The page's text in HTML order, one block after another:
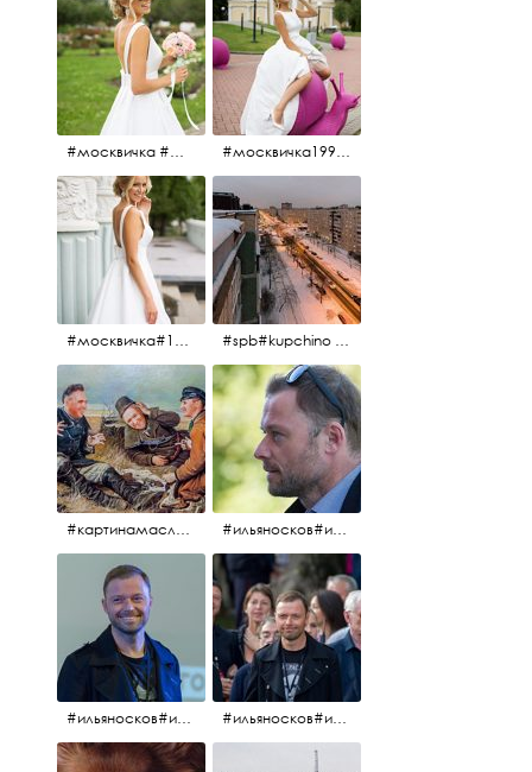
#москвичка #москвичка1990#вднх2016 #июль2016 #1990 #москвичка1990@#июль2016 #вднх2016 #1990
#москвичка#1990#вднх2016#июль2016# #spb#kupchino #крышапотекла
#картинамаслом #картина #охотники#хорошеенастроение #aplgallery #ильяносков#ильяносков2016#очеммолчатфранцузы #санктпетербург #кино#фильфильфильм @ilya_noskov_official
#ильяносков#ильяносков_главныйгерой #санктпетербург #ленфильм# @ilya_noskov_official #контрибуция#очеммолчатфранцузы#эдуардпичугин #ильяносков#ильяносков_главныйгерой @ilya_noskov_official #очеммолчатфранцузы#очёммолчатфранцузы